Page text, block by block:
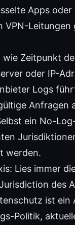
Apps
VPN-Leitungen
wie Zeitpunkt
oder IP-
Logs
Anfragen
ein No-
werden.
Lies immer
des
ist ein
Politik,